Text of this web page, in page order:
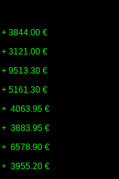
+ 3844.00 €
+ 3121.00 €
+ 9513.30 €
+ 5161.30 €
+ 4063.95 €
+ 3883.95 €
+ 6578.90 €
+ 3955.20 €